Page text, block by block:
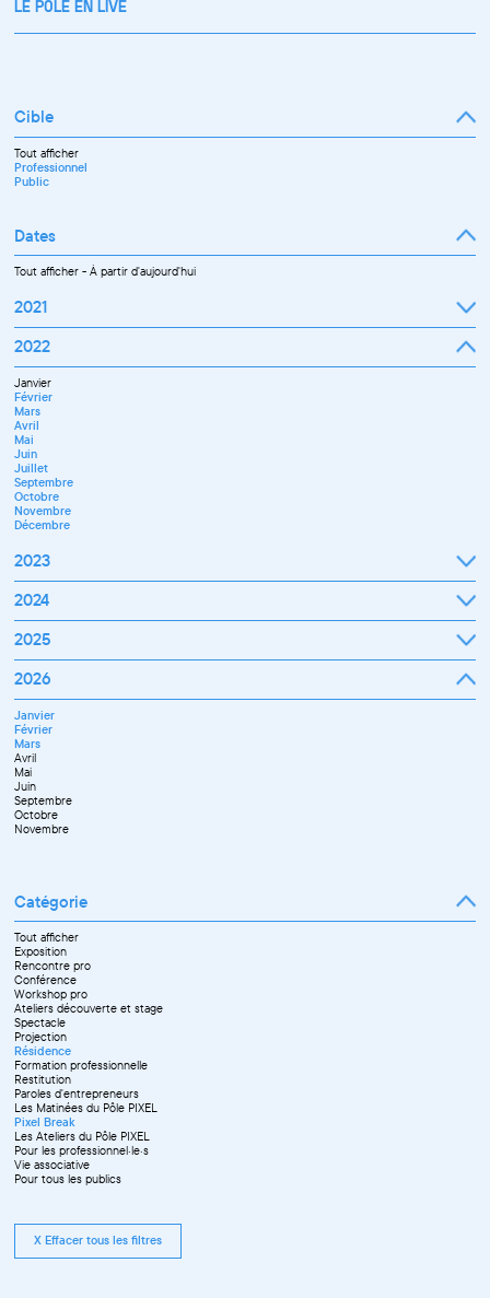
LE PÔLE EN LIVE
Cible
Tout afficher
Professionnel
Public
Dates
Tout afficher-À partir d'aujourd'hui
2021
Septembre
Novembre
Décembre
2022
Janvier
Février
Mars
Avril
Mai
Juin
Juillet
Septembre
Octobre
Novembre
Décembre
2023
Janvier
Mars
Avril
Septembre
Octobre
Novembre
Décembre
2024
Janvier
Mars
Avril
Juin
Juillet
Septembre
Novembre
Décembre
2025
Janvier
Mars
Avril
Mai
Juin
Juillet
Septembre
Octobre
Novembre
Décembre
2026
Janvier
Février
Mars
Avril
Mai
Juin
Septembre
Octobre
Novembre
Catégorie
Tout afficher
Exposition
Rencontre pro
Conférence
Workshop pro
Ateliers découverte et stage
Spectacle
Projection
Résidence
Formation professionnelle
Restitution
Paroles d'entrepreneurs
Les Matinées du Pôle PIXEL
Pixel Break
Les Ateliers du Pôle PIXEL
Pour les professionnel·le·s
Vie associative
Pour tous les publics
X Effacer tous les filtres